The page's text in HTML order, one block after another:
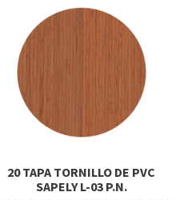
20 TAPA TORNILLO DE PVC
SAPELY L-03 P.N.